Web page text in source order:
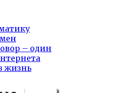
– один
жизнь